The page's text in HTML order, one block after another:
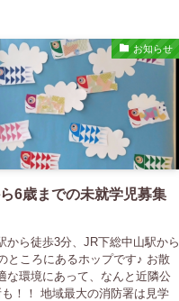
お知らせ
6歳までの未就学児募集
から徒歩3分、JR下総中山駅から
ところにあるホップです♪ お散
な環境にあって、なんと近隣公
！！ 地域最大の消防署は見学